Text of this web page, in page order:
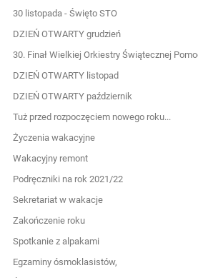
30 listopada - Święto STO
DZIEŃ OTWARTY grudzień
30. Finał Wielkiej Orkiestry Świątecznej
DZIEŃ OTWARTY listopad
DZIEŃ OTWARTY październik
Tuż przed rozpoczęciem nowego roku...
Życzenia wakacyjne
Wakacyjny remont
Podręczniki na rok 2021/22
Sekretariat w wakacje
Zakończenie roku
Spotkanie z alpakami
Egzaminy ósmoklasistów,